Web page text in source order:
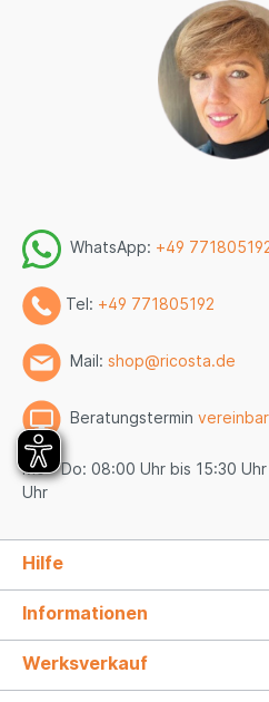
WhatsApp: +49
Tel: +49 771805192
Mail: shop@ricosta.de
Beratungstermin
Mo - Do: 08:00 Uhr bis 15:30
Uhr
Hilfe
Informationen
Werksverkauf